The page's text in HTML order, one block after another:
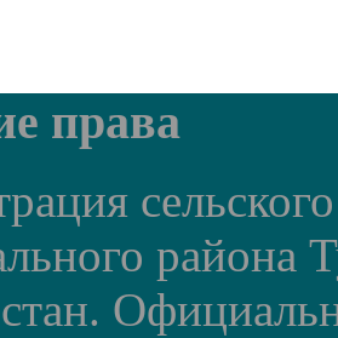
права
района